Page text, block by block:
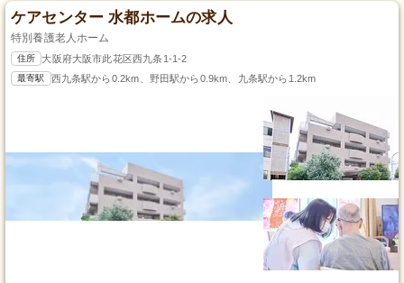
ケアセンター 水都ホームの求人
特別養護老人ホーム
住所 大阪府大阪市此花区西九条1-1-2
最寄駅 西九条駅から0.2km、野田駅から0.9km、九条駅から1.2km